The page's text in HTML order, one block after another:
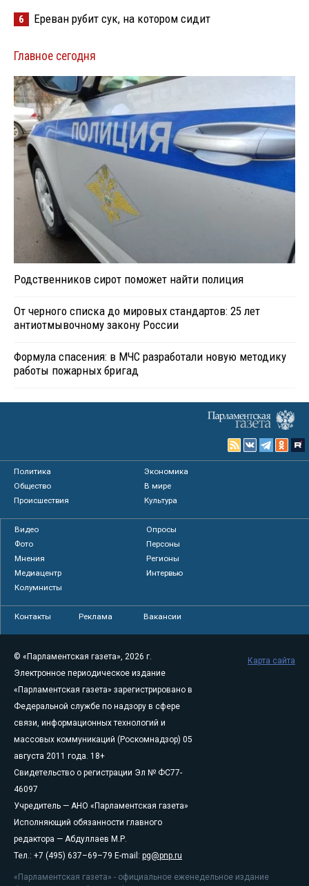
6 Ереван рубит сук, на котором сидит
Главное сегодня
Родственников сирот поможет найти полиция
От черного списка до мировых стандартов: 25 лет
антиотмывочному закону России
Формула спасения: в МЧС разработали новую методику
работы пожарных бригад
Политика
Экономика
Общество
В мире
Происшествия
Культура
Видео
Опросы
Фото
Персоны
Мнения
Регионы
Медиацентр
Интервью
Колумнисты
Контакты Реклама Вакансии
© «Парламентская газета», 2026 г.
Электронное периодическое издание
«Парламентская газета» зарегистрировано в
Федеральной службе по надзору в сфере
связи, информационных технологий и
массовых коммуникаций (Роскомнадзор) 05
августа 2011 года. 18+
Свидетельство о регистрации Эл № ФС77-
46097
Учредитель — АНО «Парламентская газета»
Исполняющий обязанности главного
редактора — Абдуллаев М.Р.
Тел.: +7 (495) 637–69–79 E-mail: pg@pnp.ru
«Парламентская газета» - официальное еженедельное издание
Карта сайта